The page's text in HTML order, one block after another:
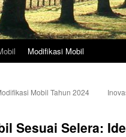
Modifikasi Mobil
Mobil Tahun 2024
Sesuai Selera: